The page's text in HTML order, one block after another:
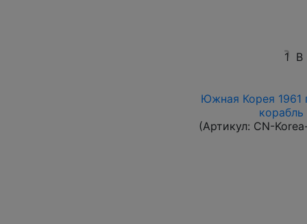
1 В
Южная Корея 1961
(Артикул: CN-